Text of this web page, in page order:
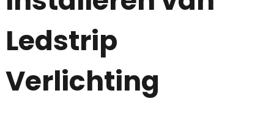
Ledstrip
Verlichting